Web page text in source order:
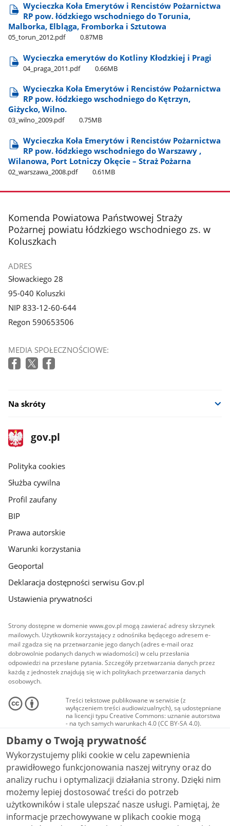
Wycieczka Koła Emerytów i Rencistów Pożarnictwa
RP pow. łódzkiego wschodniego do Torunia,
Malborka, Elbląga, Fromborka i Sztutowa
05​_torun​_2012.pdf 0.87MB
Wycieczka emerytów do Kotliny Kłodzkiej i Pragi
04​_praga​_2011.pdf 0.66MB
Wycieczka Koła Emerytów i Rencistów Pożarnictwa
RP pow. łódzkiego wschodniego do Kętrzyn,
Giżycko, Wilno.
03​_wilno​_2009.pdf 0.75MB
Wycieczka Koła Emerytów i Rencistów Pożarnictwa
RP pow. łódzkiego wschodniego do Warszawy ,
Wilanowa, Port Lotniczy Okęcie – Straż Pożarna
02​_warszawa​_2008.pdf 0.61MB
stopka
Komenda Powiatowa Państwowej Straży
Pożarnej powiatu łódzkiego wschodniego zs. w
Koluszkach
ADRES
Słowackiego 28
95-040 Koluszki
NIP 833-12-60-644
Regon 590653506
MEDIA SPOŁECZNOŚCIOWE:
Na skróty
stopka
gov.pl
Strona
gov.pl
gov.pl
Polityka cookies
Służba cywilna
Profil zaufany
BIP
Prawa autorskie
Warunki korzystania
Geoportal
Deklaracja dostępności serwisu Gov.pl
Ustawienia prywatności
Strony dostępne w domenie www.gov.pl mogą zawierać adresy skrzynek
mailowych. Użytkownik korzystający z odnośnika będącego adresem e-
mail zgadza się na przetwarzanie jego danych (adres e-mail oraz
dobrowolnie podanych danych w wiadomości) w celu przesłania
odpowiedzi na przesłane pytania. Szczegóły przetwarzania danych przez
każdą z jednostek znajdują się w ich politykach przetwarzania danych
osobowych.
Treści tekstowe publikowane w serwisie (z
wyłączeniem treści audiowizualnych), są udostępniane
na licencji typu Creative Commons: uznanie autorstwa
- na tych samych warunkach 4.0 (CC BY-SA 4.0).
Materiały audiowizualne, w tym zdjęcia, materiały
audio i wideo, są udostępniane na licencji typu
Creative Commons: uznanie autorstwa użycie
niekomercyjne - bez utworów zależnych 4.0 (CC BY-
NC-ND 4.0), o ile nie jest to stwierdzone inaczej.
Dbamy o Twoją prywatność
Wykorzystujemy pliki cookie w celu zapewnienia
prawidłowego funkcjonowania naszej witryny oraz do
analizy ruchu i optymalizacji działania strony. Dzięki nim
możemy lepiej dostosować treści do potrzeb
użytkowników i stale ulepszać nasze usługi. Pamiętaj, że
informacje przechowywane w plikach cookie mogą